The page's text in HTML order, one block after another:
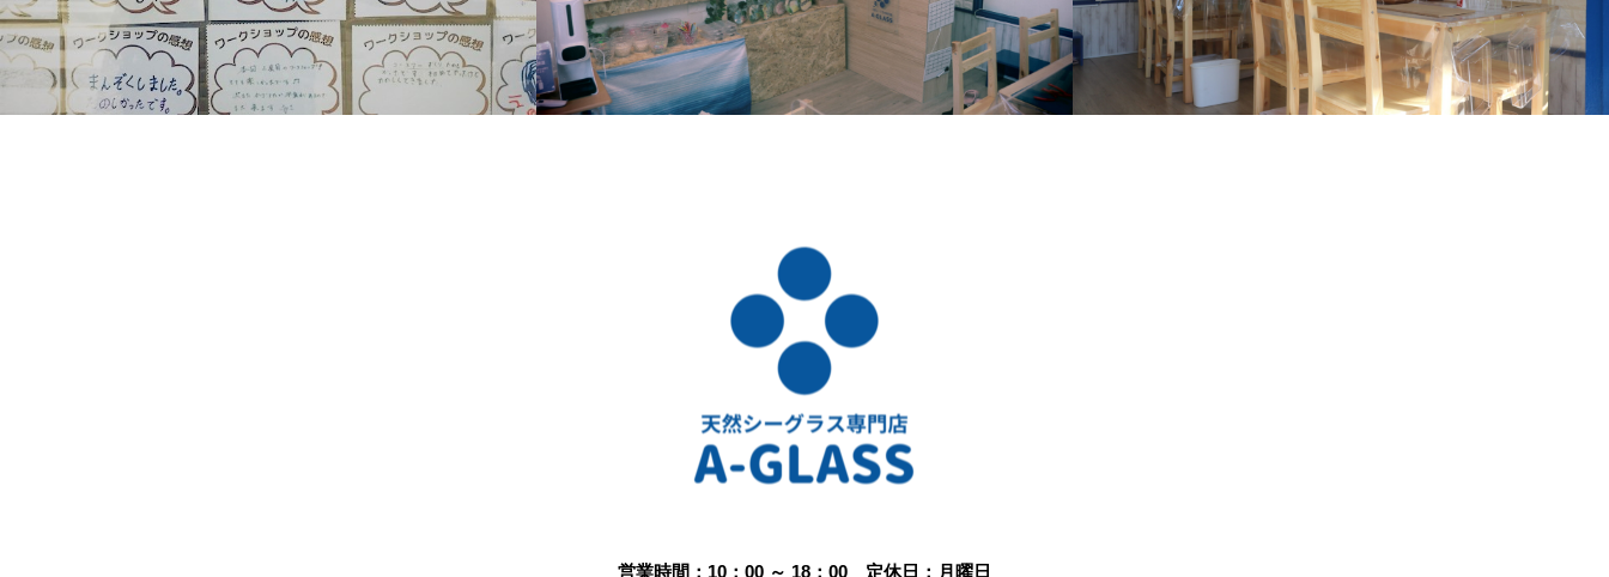
営業時間：10：00 ～ 18：00 定休日：月曜日